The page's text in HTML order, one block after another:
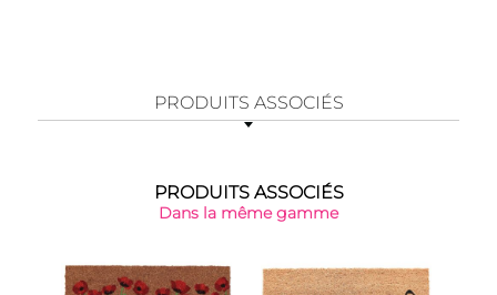
PRODUITS ASSOCIÉS
PRODUITS ASSOCIÉS
Dans la même gamme